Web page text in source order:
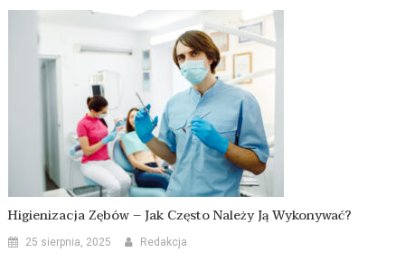
Higienizacja Zębów – Jak Często Należy Ją Wykonywać?
25 sierpnia, 2025 Redakcja